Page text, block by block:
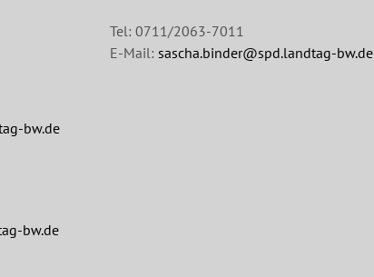
bw.de
bw.de
Tel: 0711/2063-7011
E-Mail:sascha.binder@spd.landtag-bw.de